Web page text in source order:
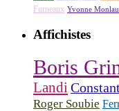
Furneaux Yvonne
Affichistes
Boris
Landi
Roger Soubie